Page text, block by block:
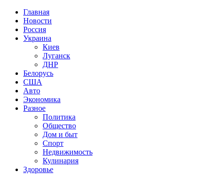
Главная
Новости
Россия
Украина
Киев
Луганск
ДНР
Белорусь
США
Авто
Экономика
Разное
Политика
Общество
Дом и быт
Спорт
Недвижимость
Кулинария
Здоровье